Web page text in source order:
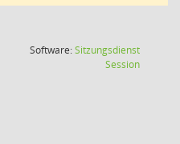
Software:Sitzungsdienst
Session(Wird in